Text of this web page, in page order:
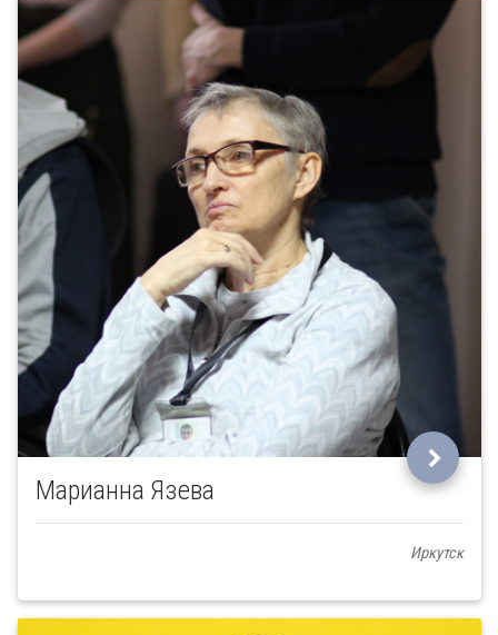
Марианна Язева
Иркутск